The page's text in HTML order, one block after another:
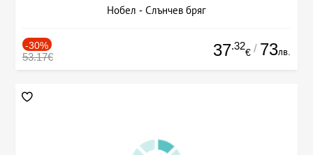
Нобел - Слънчев бряг
-30%
53.17€ 37.32
€ / 73лв.